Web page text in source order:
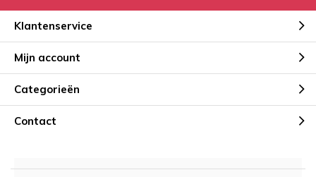
Klantenservice
Mijn account
Categorieën
Contact